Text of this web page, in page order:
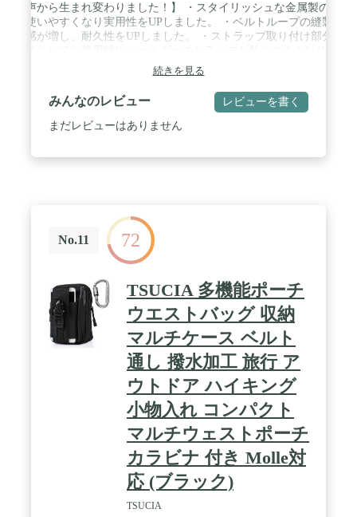
の声から生まれ変わりました！】 ・スタイリッシュな金属製のファ
し使いやすくなり実用性をUPしました。 ・ベルトループの縫製強
定感が増し、耐久性をUPしました。 ・ストラップ取り付け部分の
はサイズが大きく、また取り付けしやすい丈夫な素材に変更し、グラ
しました。 / 【収納力抜群！必要な物をまとめてこのポーチに】 ・
が2つあるのでスマホ以外にキーケースや財布・小銭・ICカード・
テリー・イヤホンなど必要なものをこのポーチ1つで持ち運べます。
ースに入れたまま収納できます。2~3台使いの方も便利に使い分け
事なスマホや機器を守るため、メイン収納2箇所の内側にはクッシ
パクト！スマホポーチの活用シーン】 ・軽くて丈夫なので、ウォー
外出や買い物にぴったり！両手が空くのでアクティブに行動できま
していますので、スキーやスノーボードなどのウィンタースポーツ
バルゲームにもぴったりなスマホポーチです。 ・ペンや文房具、カ
も便利です。 ・貴重品をまとめて入れて、バッグインバッグとして
・防水加工・オックスフォード素材 メイン収納2箇所・前面ポケッ
ケット1箇所 本体サイズ：19.5cm×12.5cm×3cm 重量：135g メイン
ルトループ幅：5㎝ 前面大ポケット：13㎝×10㎝ 前面ファスナー付き
ーストラップの長さ ：最長138㎝㎝（調節可能） カラビナ1個付き
水加工を施してありますので多少の雨の日も安心です。(完全防水で
ぐに拭いてください) / 6.5インチ以下のスマホ・携帯対応 対応機種
、208g）を含むiphone全機種
～5) XPERIA全機種,R17,HUAWEI Mate 20,Pixel 3 XL,Zenfone
AC。 5インチ以下のスマホももちろん入ります。
続きを見る
みんなのレビュー レビューを書く
まだレビューはありません
No.11 72
TSUCIA 多機能ポーチ
ウエストバッグ 収納
マルチケース ベルト
通し 撥水加工 旅行 ア
ウトドア ハイキング
小物入れ コンパクト
マルチウェストポーチ
カラビナ 付き Molle対
応 (ブラック)
TSUCIA